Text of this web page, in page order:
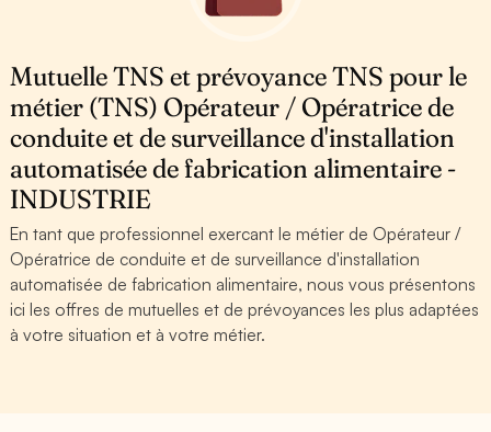
Mutuelle TNS et prévoyance TNS pour le
métier (TNS) Opérateur / Opératrice de
conduite et de surveillance d'installation
automatisée de fabrication alimentaire -
INDUSTRIE
En tant que professionnel exercant le métier de Opérateur /
Opératrice de conduite et de surveillance d'installation
automatisée de fabrication alimentaire, nous vous présentons
ici les offres de mutuelles et de prévoyances les plus adaptées
à votre situation et à votre métier.